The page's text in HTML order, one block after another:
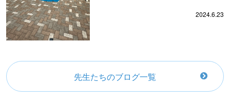
2024.6.23
先生たちのブログ一覧